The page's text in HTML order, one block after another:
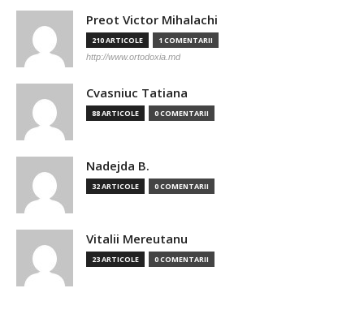
Preot Victor Mihalachi
210 ARTICOLE 1 COMENTARII
http://www.ortodoxia.md
Cvasniuc Tatiana
88 ARTICOLE 0 COMENTARII
Nadejda B.
32 ARTICOLE 0 COMENTARII
Vitalii Mereutanu
23 ARTICOLE 0 COMENTARII